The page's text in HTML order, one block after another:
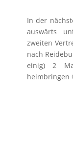
In der
auswärts
zweiten
nach
einig) 2
heimbringen